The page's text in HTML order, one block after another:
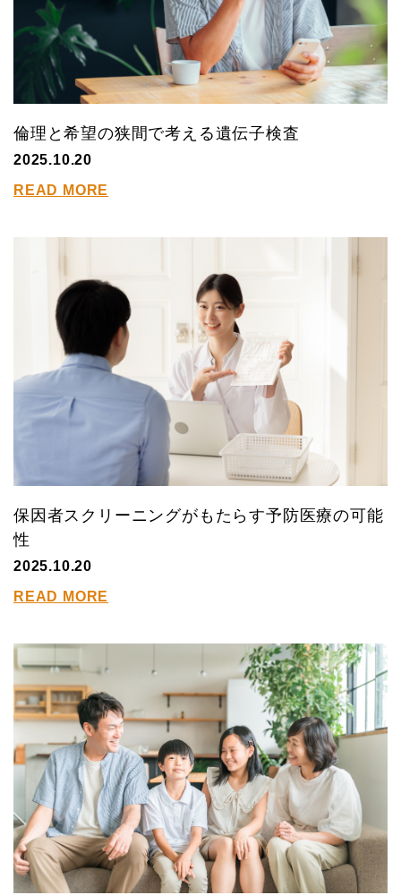
倫理と希望の狭間で考える遺伝子検査
2025.10.20
READ MORE
保因者スクリーニングがもたらす予防医療の可能
性
2025.10.20
READ MORE